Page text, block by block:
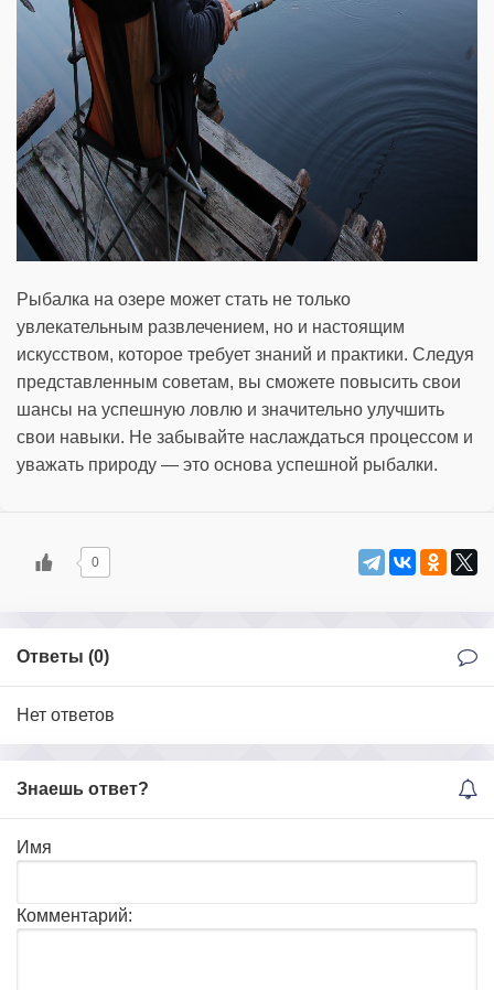
Рыбалка на озере может стать не только
увлекательным развлечением, но и настоящим
искусством, которое требует знаний и практики. Следуя
представленным советам, вы сможете повысить свои
шансы на успешную ловлю и значительно улучшить
свои навыки. Не забывайте наслаждаться процессом и
уважать природу — это основа успешной рыбалки.
0
Ответы (0)
Нет ответов
Знаешь ответ?
Имя
Комментарий: